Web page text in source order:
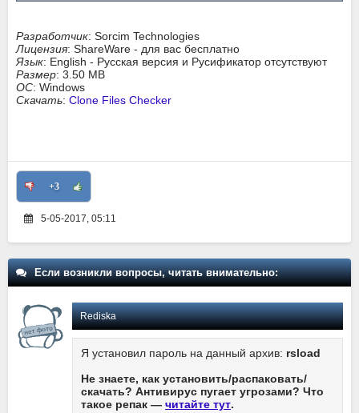
Разработчик: Sorcim Technologies
Лицензия: ShareWare - для вас бесплатно
Язык: English - Русская версия и Русификатор отсутствуют
Размер: 3.50 MB
ОС: Windows
Скачать: Clone Files Checker
+3
5-05-2017, 05:11
Если возникли вопросы, читать внимательно:
Rediska
Я установил пароль на данный архив: rsload
Не знаете, как установить/распаковать/
скачать? Антивирус пугает угрозами? Что
такое репак — читайте тут.